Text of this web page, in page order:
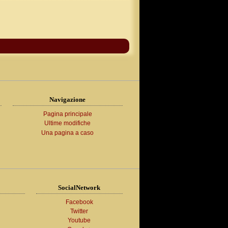
Navigazione
Pagina principale
Ultime modifiche
Una pagina a caso
SocialNetwork
Facebook
Twitter
Youtube